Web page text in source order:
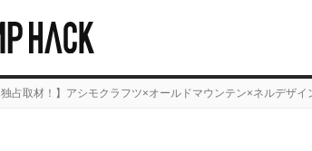
独占取材！】アシモクラフツ×オールドマウンテン×ネルデザ